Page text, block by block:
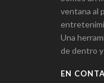
ventana al
Una
de dentro
EN